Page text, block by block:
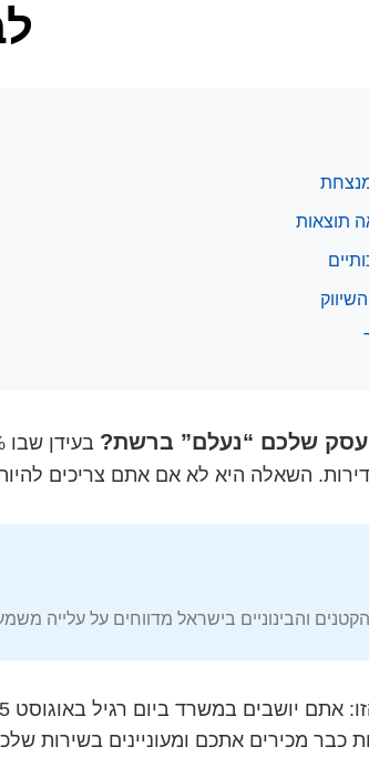
מנצחת
תוצאות
שלכם “נעלם” ברשת?
השאלה היא לא אם אתם צריכים
והבינוניים בישראל מדווחים על עלייה
כבר מכירים אתכם ומעוניינים בשירות